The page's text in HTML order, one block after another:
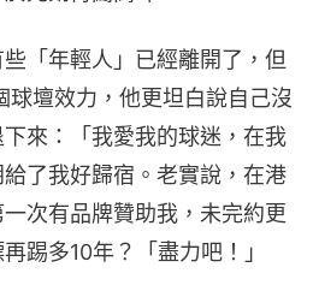
「年輕人」已經離開了，但
壇效力，他更坦白說自己沒
來：「我愛我的球迷，在我
了我好歸宿。老實說，在港
次有品牌贊助我，未完約更
踢多10年？「盡力吧！」